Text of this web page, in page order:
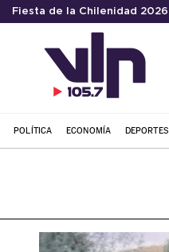
Fiesta de la Chilenidad 2026
POLÍTICA ECONOMÍA DEPORTES